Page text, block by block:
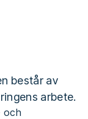
består av
arbete.
och